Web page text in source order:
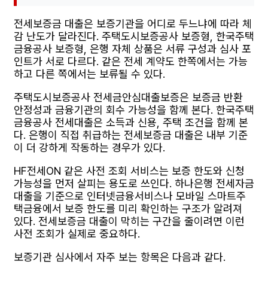
전세보증금 대출은 보증기관을 어디로 두느냐에 따라 체
감 난도가 달라진다. 주택도시보증공사 보증형, 한국주택
금융공사 보증형, 은행 자체 상품은 서류 구성과 심사 포
인트가 서로 다르다. 같은 전세 계약도 한쪽에서는 가능
하고 다른 쪽에서는 보류될 수 있다.
주택도시보증공사 전세금안심대출보증은 보증금 반환
안정성과 금융기관의 회수 가능성을 함께 본다. 한국주택
금융공사 전세대출은 소득과 신용, 주택 조건을 함께 본
다. 은행이 직접 취급하는 전세보증금 대출은 내부 기준
이 더 강하게 작동하는 경우가 있다.
HF전세ON 같은 사전 조회 서비스는 보증 한도와 신청
가능성을 먼저 살피는 용도로 쓰인다. 하나은행 전세자금
대출을 기준으로 인터넷금융서비스나 모바일 스마트주
택금융에서 보증 한도를 미리 확인하는 구조가 알려져
있다. 전세보증금 대출이 막히는 구간을 줄이려면 이런
사전 조회가 실제로 중요하다.
보증기관 심사에서 자주 보는 항목은 다음과 같다.